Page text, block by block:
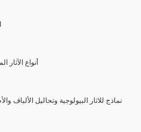
(5) أنواع
3- نماذج للاثار البيولوجية وتحاليل الألياف